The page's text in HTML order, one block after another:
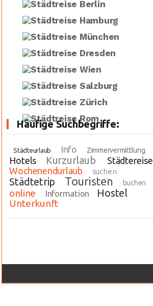
Häufige Suchbegriffe:
Städteurlaub Info Zimmervermittlung
Hotels Kurzurlaub
Städtereise
Wochenendurlaub
suchen
Städtetrip Touristen buchen
online Information Hostel
Unterkunft